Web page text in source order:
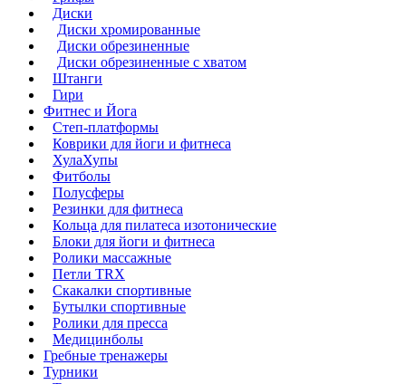
Диски
Диски хромированные
Диски обрезиненные
Диски обрезиненные с хватом
Штанги
Гири
Фитнес и Йога
Степ-платформы
Коврики для йоги и фитнеса
ХулаХупы
Фитболы
Полусферы
Резинки для фитнеса
Кольца для пилатеса изотонические
Блоки для йоги и фитнеса
Ролики массажные
Петли TRX
Скакалки спортивные
Бутылки спортивные
Ролики для пресса
Медицинболы
Гребные тренажеры
Турники